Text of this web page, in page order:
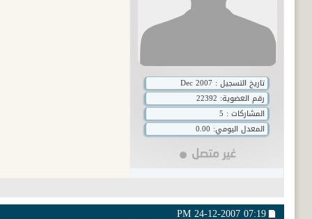
تاريخ التسجيل : Dec 2007
رقم العضوية:
المشاركات : 5
المعدل اليومي: 0.00
24-12-200707:19 PM